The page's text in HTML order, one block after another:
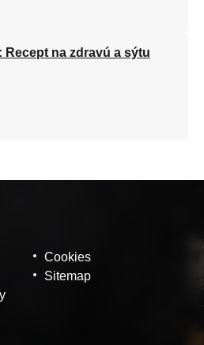
na zdravú a sýtu
Cookies
Sitemap